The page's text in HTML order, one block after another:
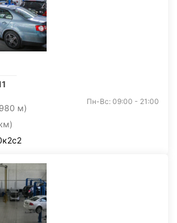
м)
Пн-Вс: 09:00 - 21:00